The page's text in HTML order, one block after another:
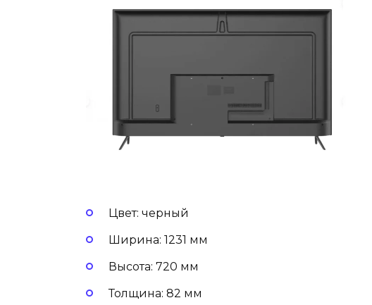
Цвет: черный
Ширина: 1231 мм
Высота: 720 мм
Толщина: 82 мм